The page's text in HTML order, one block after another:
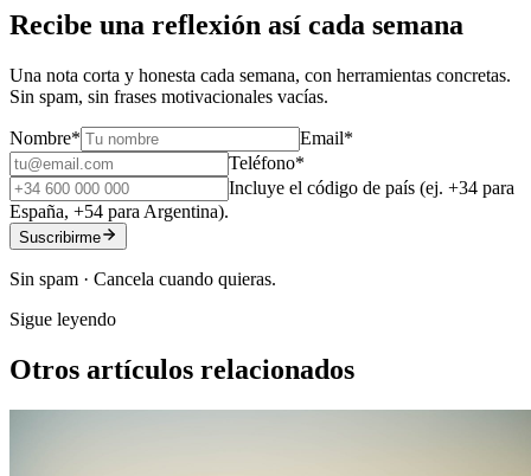
Recibe una reflexión así cada semana
Una nota corta y honesta cada semana, con herramientas concretas.
Sin spam, sin frases motivacionales vacías.
Nombre* Email*
Teléfono*
Incluye el código de país (ej. +34 para
España, +54 para Argentina).
Suscribirme
Sin spam · Cancela cuando quieras.
Sigue leyendo
Otros artículos relacionados